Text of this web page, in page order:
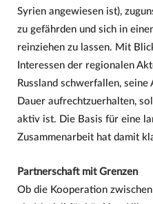
Syrien angewiesen ist),
zu gefährden und sich in
reinziehen zu lassen. Mit
Interessen der regionalen
Russland schwerfallen,
Dauer aufrechtzuerhalten,
aktiv ist. Die Basis für eine
Zusammenarbeit hat damit
Partnerschaft mit Grenzen
Ob die Kooperation